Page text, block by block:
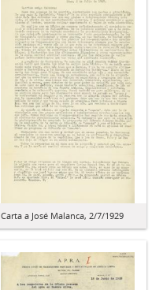
Carta a José Malanca, 2/7/1929